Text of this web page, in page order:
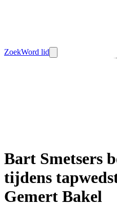
ZoekWord lid
Bart Smetsers
tijdens
Gemert Bakel